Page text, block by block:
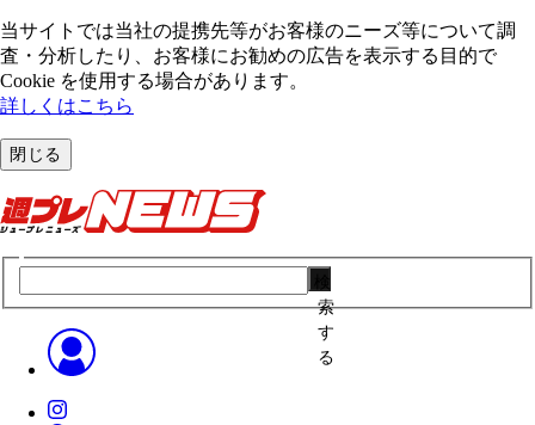
当サイトでは当社の提携先等がお客様のニーズ等について調
査・分析したり、お客様にお勧めの広告を表⽰する⽬的で
Cookie を使⽤する場合があります。
詳しくはこちら
閉じる
索
す
る